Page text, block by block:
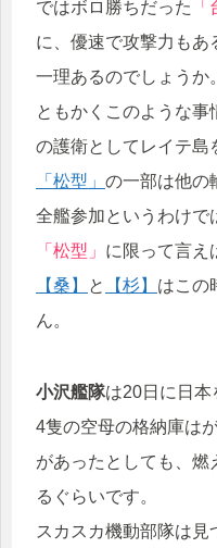
ではボロ勝ちだった
に、優速で攻撃力もあ
一理あるのでしょうか。
ともかくこのような事
の護衛としてレイテ島
「松型」 の一部は他の
全艦参加というわけで
「松型」 に限って言え
【桑】
と 【杉】 はこの
ん。
小沢艦隊は20日に日本
4隻の空母の格納庫は
があったとしても、燃
るぐらいです。
スカスカ機動部隊は